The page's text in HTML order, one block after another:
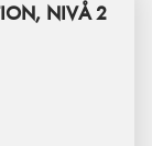
NIVÅ 2